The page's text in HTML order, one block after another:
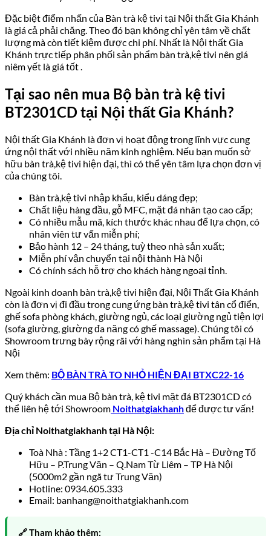
Đặc biệt điểm nhấn của Bàn trà kệ tivi tại Nội thất Gia Khánh
là giá cả phải chăng. Theo đó bạn không chỉ yên tâm về chất
lượng mà còn tiết kiệm được chi phí. Nhất là Nội thất Gia
Khánh trực tiếp phân phối sản phẩm bàn trà,kệ tivi nên giá
niêm yết là giá tốt .
Tại sao nên mua Bộ bàn trà kệ tivi
BT2301CDtại Nội thất Gia Khánh?
Nội thất Gia Khánh là đơn vị hoạt động trong lĩnh vực cung
ứng nội thất với nhiều năm kinh nghiệm. Nếu bạn muốn sở
hữu bàn trà,kệ tivi hiện đại, thì có thể yên tâm lựa chọn đơn vị
của chúng tôi.
Bàn trà,kệ tivi nhập khẩu, kiểu dáng đẹp;
Chất liệu hàng đầu, gỗ MFC, mặt đá nhân tạo cao cấp;
Có nhiều mẫu mã, kích thước khác nhau để lựa chọn, có
nhân viên tư vấn miễn phí;
Bảo hành 12 – 24 tháng, tuỳ theo nhà sản xuất;
Miễn phí vận chuyển tại nội thành Hà Nội
Có chính sách hỗ trợ cho khách hàng ngoại tỉnh.
Ngoài kinh doanh bàn trà,kệ tivi hiện đại, Nội Thất Gia Khánh
còn là đơn vị đi đầu trong cung ứng bàn trà,kệ tivi tân cổ điển,
ghế sofa phòng khách, giường ngủ, các loại giường ngủ tiện lợi
(sofa giường, giường đa năng có ghế massage). Chúng tôi có
Showroom trưng bày rộng rãi với hàng nghìn sản phẩm tại Hà
Nội
Xem thêm: BỘ BÀN TRÀ TO NHỎ HIỆN ĐẠI BTXC22-16
Quý khách cần mua Bộ bàn trà, kệ tivi mặt đá BT2301CDcó
thể liên hệ tới Showroom Noithatgiakhanhđể được tư vấn!
Địa chỉ Noithatgiakhanh tại Hà Nội:
Toà Nhà : Tầng 1+2 CT1-CT1 -C14 Bắc Hà – Đường Tố
Hữu – P.Trung Văn – Q.Nam Từ Liêm – TP Hà Nội
(5000m2 gần ngã tư Trung Văn)
Hotline: 0934.605.333
Email: banhang@noithatgiakhanh.com
🔗 Tham khảo thêm: